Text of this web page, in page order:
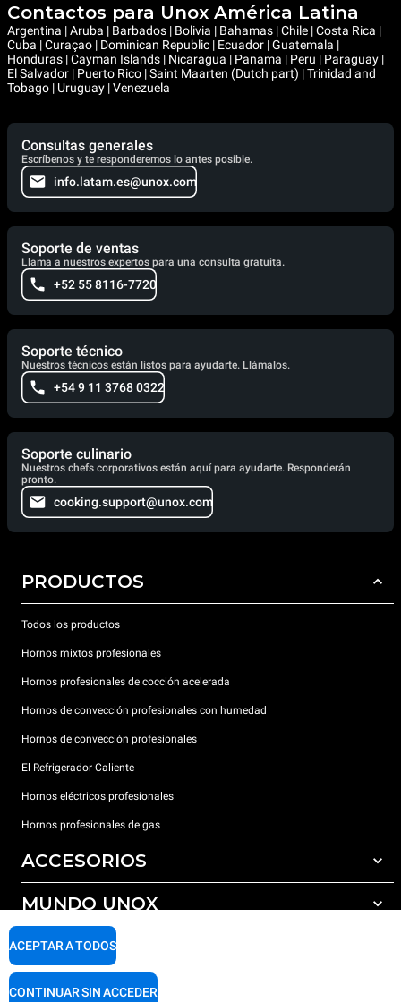
Contactos para Unox América Latina
Argentina | Aruba | Barbados | Bolivia | Bahamas | Chile | Costa Rica |
Cuba | Curaçao | Dominican Republic | Ecuador | Guatemala |
Honduras | Cayman Islands | Nicaragua | Panama | Peru | Paraguay |
El Salvador | Puerto Rico | Saint Maarten (Dutch part) | Trinidad and
Tobago | Uruguay | Venezuela
Consultas generales
Escríbenos y te responderemos lo antes posible.
info.latam.es@unox.com
Soporte de ventas
Llama a nuestros expertos para una consulta gratuita.
+52 55 8116-7720
Soporte técnico
Nuestros técnicos están listos para ayudarte. Llámalos.
+54 9 11 3768 0322
Soporte culinario
Nuestros chefs corporativos están aquí para ayudarte. Responderán
pronto.
cooking.support@unox.com
PRODUCTOS
Todos los productos
Hornos mixtos profesionales
Hornos profesionales de cocción acelerada
Hornos de convección profesionales con humedad
Hornos de convección profesionales
El Refrigerador Caliente
Hornos eléctricos profesionales
Hornos profesionales de gas
ACCESORIOS
Todos los accesorios
Detergentes para lavado automático
Detergentes para lavado manual
Tratamiento de agua con filtros de resina
MUNDO UNOX
Nuestras sedes en el mundo
SOPORTE
Garantía Unox
ACEPTAR A TODOS
CONTINUAR SIN ACCEDER